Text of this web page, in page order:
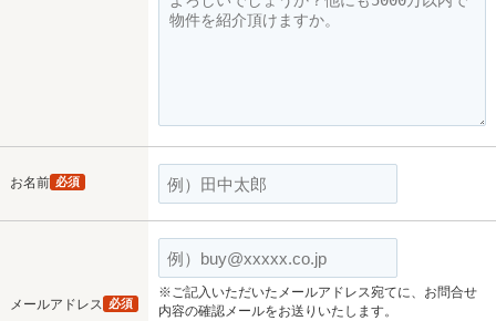
お名前 必須
メールアドレス 必須
※ご記入いただいたメールアドレス宛てに、お問合せ
内容の確認メールをお送りいたします。